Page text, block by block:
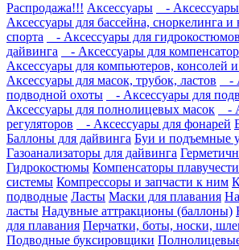
Распродажа!!! Аксессуары -
Аксессуары для бассейна, сноркелинга
спорта
- Аксессуары для гидрокостюмов
дайвинга
- Аксессуары для
Аксессуары для компьютеров, консолей
Аксессуары для масок, трубок, ластов
-
подводной охоты
- Аксессуары для
Аксессуары для полнолицевых масок
-
регуляторов
- Аксессуары для фонарей
Баллоны для дайвинга Буи и подъемные
Газоанализаторы для дайвинга
Гидрокостюмы Компенсаторы
системы Компрессоры и запчасти к ним
подводные Ласты Маски для плавания
ласты Надувные аттракционы (баллоны)
для плавания Перчатки, боты, носки,
Подводные буксировщики